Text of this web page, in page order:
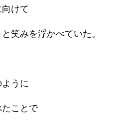
けて
笑みを浮かべていた。
うに
ことで